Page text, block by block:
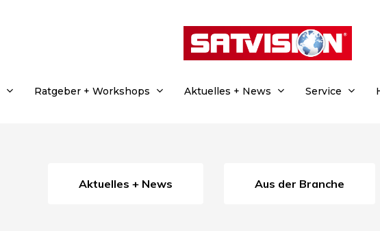
Ratgeber + Workshops Aktuelles + News Service
Aktuelles + News Aus der Branche